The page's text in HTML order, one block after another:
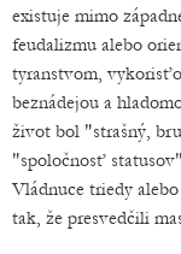
existuje mimo
feudalizmu alebo
tyranstvom,
beznádejou a
život bol "strašný,
"spoločnosť
Vládnuce triedy
tak, že presvedčili